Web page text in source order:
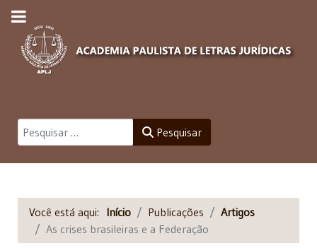
Pesquisar Pesquisar
Você está aqui: Início Publicações
Artigos
As crises brasileiras e a Federação